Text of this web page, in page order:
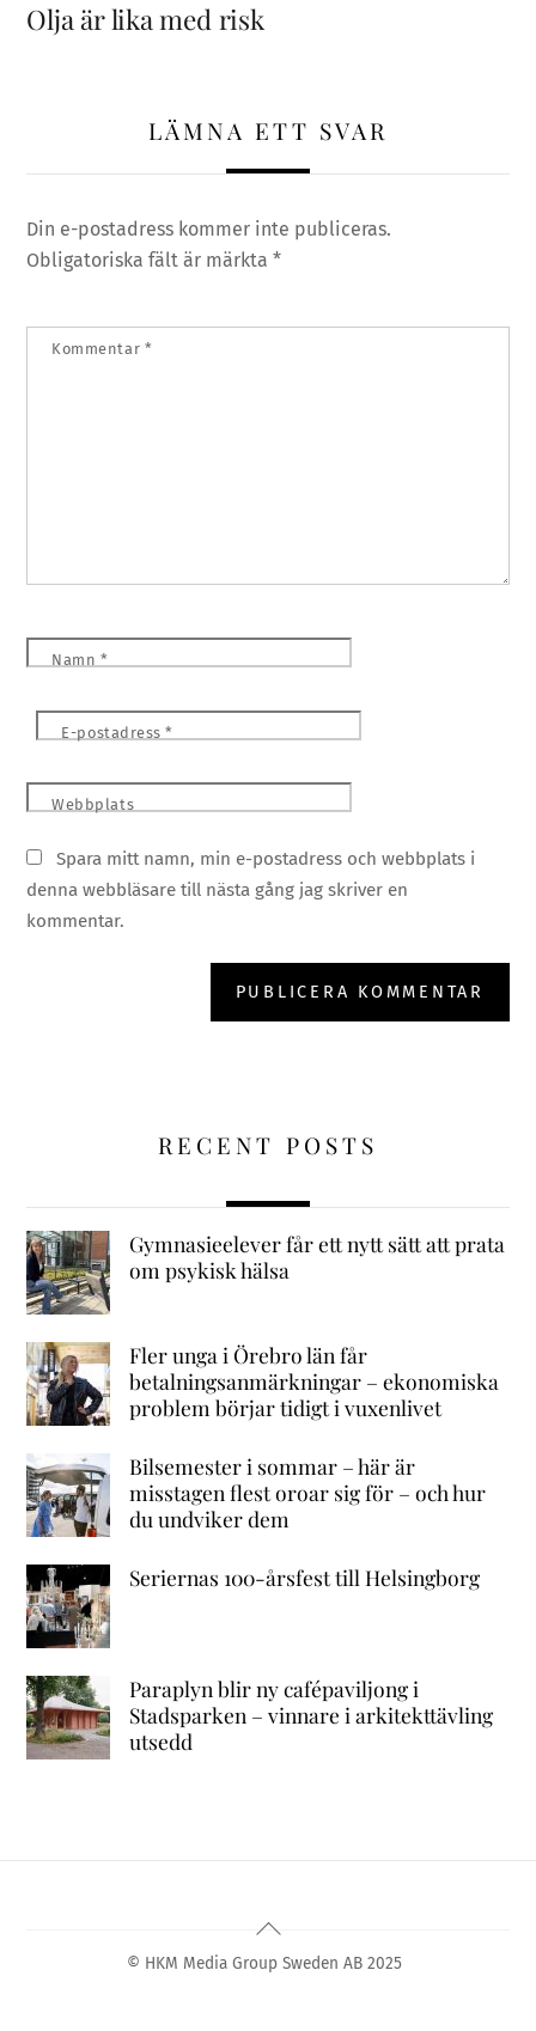
Olja är lika med risk
LÄMNA ETT SVAR
Din e-postadress kommer inte publiceras.
Obligatoriska fält är märkta*
Kommentar *
Namn *
E-postadress*
Webbplats
Spara mitt namn, min e-postadress och webbplats i
denna webbläsare till nästa gång jag skriver en
kommentar.
RECENT POSTS
Gymnasieelever får ett nytt sätt att prata
om psykisk hälsa
Fler unga i Örebro län får
betalningsanmärkningar – ekonomiska
problem börjar tidigt i vuxenlivet
Bilsemester i sommar – här är
misstagen flest oroar sig för – och hur
du undviker dem
Seriernas 100-årsfest till Helsingborg
Paraplyn blir ny cafépaviljong i
Stadsparken – vinnare i arkitekttävling
utsedd
Back
© HKM Media Group Sweden AB 2025